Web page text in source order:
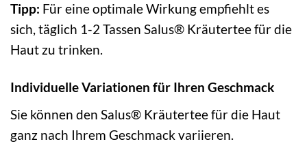
Tipp: Für eine optimale Wirkung empfiehlt es
sich, täglich 1-2 Tassen Salus® Kräutertee für die
Haut zu trinken.
Individuelle Variationen für Ihren Geschmack
Sie können den Salus® Kräutertee für die Haut
ganz nach Ihrem Geschmack variieren.